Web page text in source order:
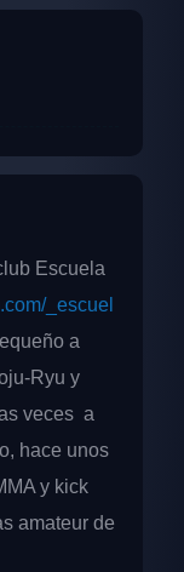
Escuela
_escuel
a
Ryu y
veces a
hace unos
y kick
amateur de